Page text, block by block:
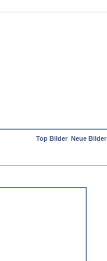
Top Bilder Neue Bilder